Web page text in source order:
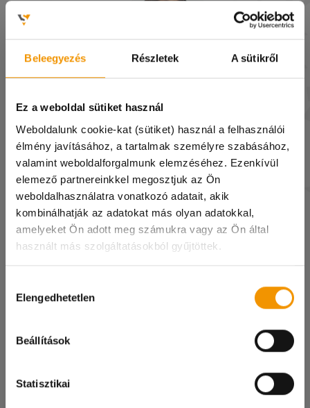
Beleegyezés Részletek A sütikről
Ez a weboldal sütiket használ
Weboldalunk cookie-kat (sütiket) használ a felhasználói
élmény javításához, a tartalmak személyre szabásához,
valamint weboldalforgalmunk elemzéséhez. Ezenkívül
elemező partnereinkkel megosztjuk az Ön
weboldalhasználatra vonatkozó adatait, akik
kombinálhatják az adatokat más olyan adatokkal,
amelyeket Ön adott meg számukra vagy az Ön által
használt más szolgáltatásokból gyűjtöttek.
kiválasztása
Elengedhetetlen
Beállítások
Statisztikai
Kedves Diákok!
A 08.08-i munkanapon irodánk zárva tart és
Megértéseteket köszönjük!
Szénási Nikolett
szenasi@student.hu
+36 20 485 9601